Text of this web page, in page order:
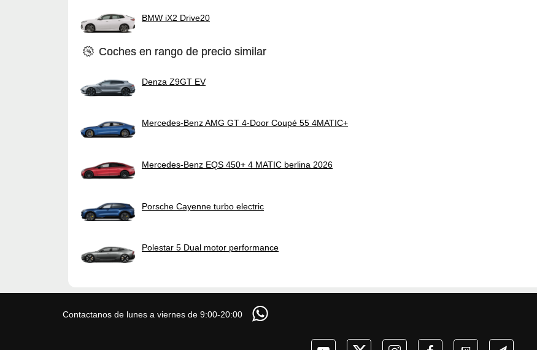
BMW iX2 Drive20
Coches en rango de precio similar
Denza Z9GT EV
Mercedes-Benz AMG GT 4-Door Coupé 55 4MATIC+
Mercedes-Benz EQS 450+ 4 MATIC berlina 2026
Porsche Cayenne turbo electric
Polestar 5 Dual motor performance
Contactanos de lunes a viernes de 9:00-20:00